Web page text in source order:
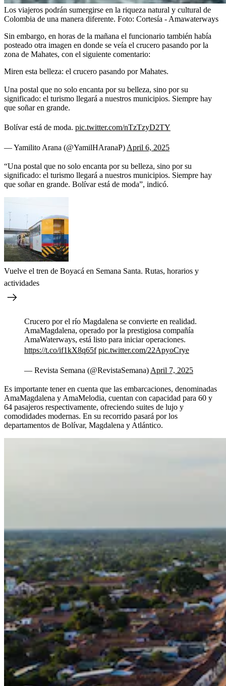
Los viajeros podrán sumergirse en la riqueza natural y cultural de
Colombia de una manera diferente. Foto: Cortesía - Amawaterways
Sin embargo, en horas de la mañana el funcionario también había
posteado otra imagen en donde se veía el crucero pasando por la
zona de Mahates, con el siguiente comentario:
Miren esta belleza: el crucero pasando por Mahates.
Una postal que no solo encanta por su belleza, sino por su
significado: el turismo llegará a nuestros municipios. Siempre hay
que soñar en grande.
Bolívar está de moda. pic.twitter.com/nTzTzyD2TY
— Yamilito Arana (@YamilHAranaP) April 6, 2025
“Una postal que no solo encanta por su belleza, sino por su
significado: el turismo llegará a nuestros municipios. Siempre hay
que soñar en grande. Bolívar está de moda”, indicó.
Vuelve el tren de Boyacá en Semana Santa. Rutas, horarios y
actividades
Crucero por el río Magdalena se convierte en realidad.
AmaMagdalena, operado por la prestigiosa compañía
AmaWaterways, está listo para iniciar operaciones.
https://t.co/if1kX8q65f pic.twitter.com/22ApyoCrye
— Revista Semana (@RevistaSemana) April 7, 2025
Es importante tener en cuenta que las embarcaciones, denominadas
AmaMagdalena y AmaMelodia, cuentan con capacidad para 60 y
64 pasajeros respectivamente, ofreciendo suites de lujo y
comodidades modernas. En su recorrido pasará por los
departamentos de Bolívar, Magdalena y Atlántico.